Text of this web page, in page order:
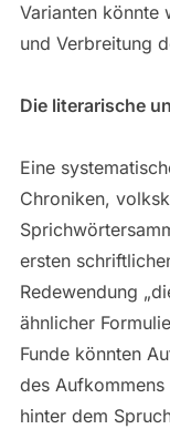
Varianten könnte
und Verbreitung
Die literarische
Eine
Chroniken,
ersten
Redewendung
ähnlicher
Funde könnten
des
hinter dem